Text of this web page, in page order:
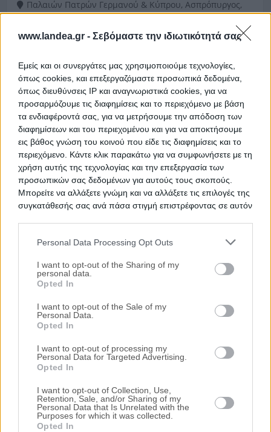
www.landea.gr - Σεβόμαστε την ιδιωτικότητά σας
Εμείς και οι συνεργάτες μας χρησιμοποιούμε τεχνολογίες,
όπως cookies, και επεξεργαζόμαστε προσωπικά δεδομένα,
όπως διευθύνσεις IP και αναγνωριστικά cookies, για να
προσαρμόζουμε τις διαφημίσεις και το περιεχόμενο με βάση
τα ενδιαφέροντά σας, για να μετρήσουμε την απόδοση των
διαφημίσεων και του περιεχομένου και για να αποκτήσουμε
εις βάθος γνώση του κοινού που είδε τις διαφημίσεις και το
περιεχόμενο. Κάντε κλικ παρακάτω για να συμφωνήσετε με τη
χρήση αυτής της τεχνολογίας και την επεξεργασία των
προσωπικών σας δεδομένων για αυτούς τους σκοπούς.
Μπορείτε να αλλάξετε γνώμη και να αλλάξετε τις επιλογές της
συγκατάθεσής σας ανά πάσα στιγμή επιστρέφοντας σε αυτόν
services and may gather and store information including but
not limited to your visit or usage behaviour. You may click to
grant or deny consent to Google and its third-party tags to
use your data for below specified purposes in below Google
consent section.
Personal Data Processing Opt Outs
I want to opt-out of the Sharing of my
personal data.
Opted In
I want to opt-out of the Sale of my
Personal Data.
Opted In
I want to opt-out of processing my
Personal Data for Targeted Advertising.
Opted In
I want to opt-out of Collection, Use,
Retention, Sale, and/or Sharing of my
Personal Data that Is Unrelated with the
Purposes for which it was collected.
Opted In
Παλαιών Πατρών Γερμανού & Κύπρου, Ασπρόπυργος,
Νομός Αττικής
914.97 m²
Πρώτη Προσφορά:
41.000 €
Ημ. Διεξαγωγής:
07/10/2026
Θέση στάθμευσης 11 τ.μ.
Νομός Αττικής
11 m²
Πρώτη Προσφορά:
5.600 € 30/09/2026